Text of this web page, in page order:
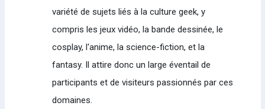
variété de sujets liés à la culture geek, y
compris les jeux vidéo, la bande dessinée, le
cosplay, l'anime, la science-fiction, et la
fantasy. Il attire donc un large éventail de
participants et de visiteurs passionnés par ces
domaines.